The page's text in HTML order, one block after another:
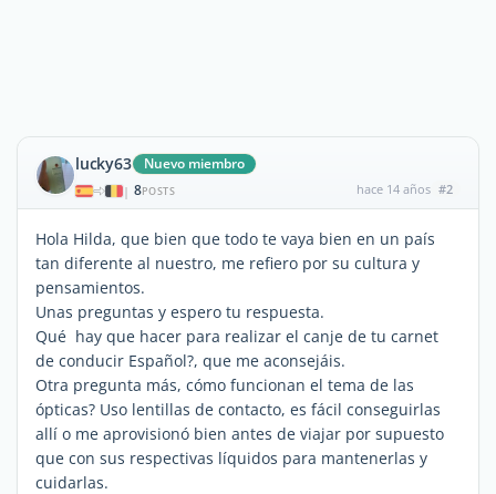
lucky63 Nuevo miembro
| 8POSTS hace 14 años #2
Hola Hilda, que bien que todo te vaya bien en un país
tan diferente al nuestro, me refiero por su cultura y
pensamientos.
Unas preguntas y espero tu respuesta.
Qué hay que hacer para realizar el canje de tu carnet
de conducir Español?, que me aconsejáis.
Otra pregunta más, cómo funcionan el tema de las
ópticas? Uso lentillas de contacto, es fácil conseguirlas
allí o me aprovisionó bien antes de viajar por supuesto
que con sus respectivas líquidos para mantenerlas y
cuidarlas.